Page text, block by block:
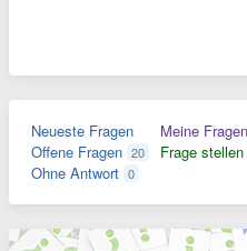
Neueste Fragen
Offene Fragen 20
Ohne Antwort 0
Meine Fragen
Frage stellen